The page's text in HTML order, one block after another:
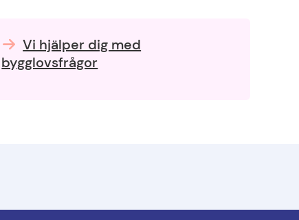
Vi hjälper dig med
bygglovsfrågor